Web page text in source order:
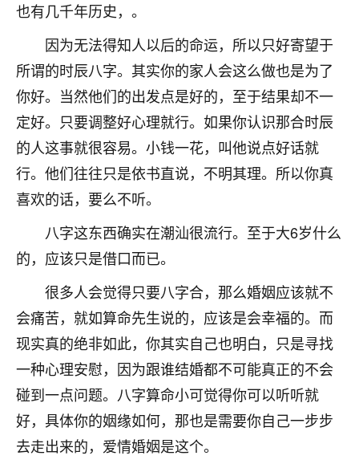
也有几千年历史，。
因为无法得知人以后的命运，所以只好寄望于
所谓的时辰八字。其实你的家人会这么做也是为了
你好。当然他们的出发点是好的，至于结果却不一
定好。只要调整好心理就行。如果你认识那合时辰
的人这事就很容易。小钱一花，叫他说点好话就
行。他们往往只是依书直说，不明其理。所以你真
喜欢的话，要么不听。
八字这东西确实在潮汕很流行。至于大6岁什么
的，应该只是借口而已。
很多人会觉得只要八字合，那么婚姻应该就不
会痛苦，就如算命先生说的，应该是会幸福的。而
现实真的绝非如此，你其实自己也明白，只是寻找
一种心理安慰，因为跟谁结婚都不可能真正的不会
碰到一点问题。八字算命小可觉得你可以听听就
好，具体你的姻缘如何，那也是需要你自己一步步
去走出来的，爱情婚姻是这个。
着我晋升有望，我半信半疑的按照老师建议，做了化
太岁还有一个发钱粮，本来年前的人事调整，拖到年
后，我以为都没戏了，结果开年一上班，开会提拔升
职第一个就是我，职务无所谓，主要是底薪加了
3000，非常开心，无论如何，感恩感谢！🙏🏻
鹿森：恭喜升职加薪！！，请客吗？�
12小时前 来自北京 32
心心相印
我身体不太好，总是病病殃殃的，去检查又没什么大
问题，反正就是不舒服。中医西医看遍了，找不到问
题，后来无意中看到有人推荐慧来老师，跟老师聊过
之后，心情豁然开朗，也听老师建议，处理了一些因
果问题。今年以来，身体比以前好多，主要是心情好
了，老师说境随心转，现在深有体会了。
鹿森：是的，其实跟老师聊过之后，最大的感
触，首先就是心态会变好，万般皆是命，半点
不由人！
1天前 来自四川 9